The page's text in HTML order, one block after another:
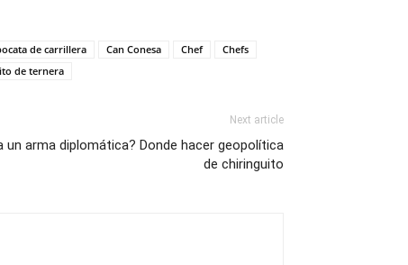
de carrillera Can Conesa Chef
Chefs
de ternera
Next article
un arma diplomática? Donde hacer geopolítica
de chiringuito